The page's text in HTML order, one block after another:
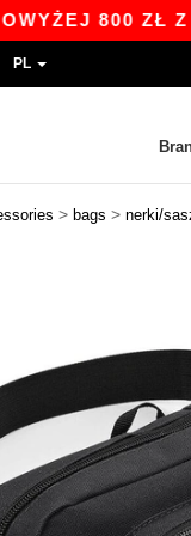
800 ZŁ Z
PL
> bags > nerki/